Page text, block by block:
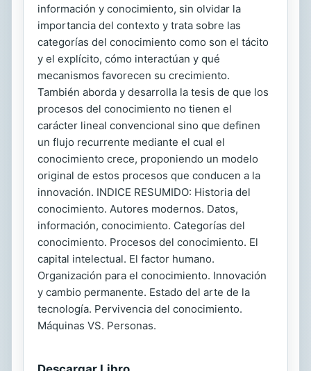
información y conocimiento, sin olvidar la
importancia del contexto y trata sobre las
categorías del conocimiento como son el tácito
y el explícito, cómo interactúan y qué
mecanismos favorecen su crecimiento.
También aborda y desarrolla la tesis de que los
procesos del conocimiento no tienen el
carácter lineal convencional sino que definen
un flujo recurrente mediante el cual el
conocimiento crece, proponiendo un modelo
original de estos procesos que conducen a la
innovación. INDICE RESUMIDO: Historia del
conocimiento. Autores modernos. Datos,
información, conocimiento. Categorías del
conocimiento. Procesos del conocimiento. El
capital intelectual. El factor humano.
Organización para el conocimiento. Innovación
y cambio permanente. Estado del arte de la
tecnología. Pervivencia del conocimiento.
Máquinas VS. Personas.